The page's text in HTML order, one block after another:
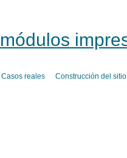
Casos reales
Construcción del sitio